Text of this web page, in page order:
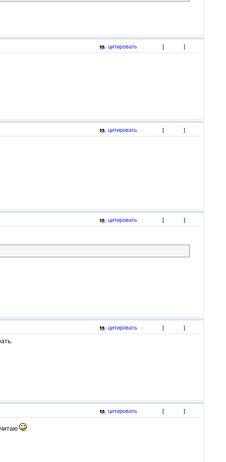
цитировать [ ]
цитировать [ ]
цитировать [ ]
цитировать [ ]
цитировать [ ]